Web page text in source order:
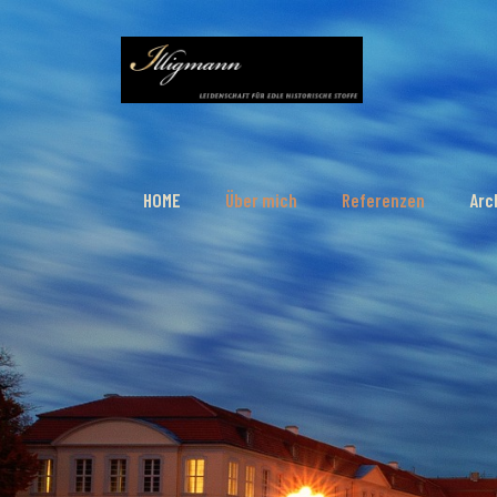
HOME Über mich Referenzen